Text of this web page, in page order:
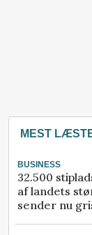
MEST
BUSINESS
32.500
af landets
sender nu